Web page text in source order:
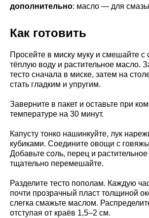
дополнительно: масло — для
Как готовить
Просейте в миску муку и смешайте с
тёплую воду и растительное масло.
тесто сначала в миске, затем на
стать гладким и упругим.
Заверните в пакет и оставьте при
температуре на 30 минут.
Капусту тонко нашинкуйте, лук
кубиками. Соедините овощи с
Добавьте соль, перец и
тщательно перемешайте.
Разделите тесто пополам. Каждую
почти прозрачный пласт толщиной
слегка смажьте маслом.
отступая от краёв 1,5–2 см.